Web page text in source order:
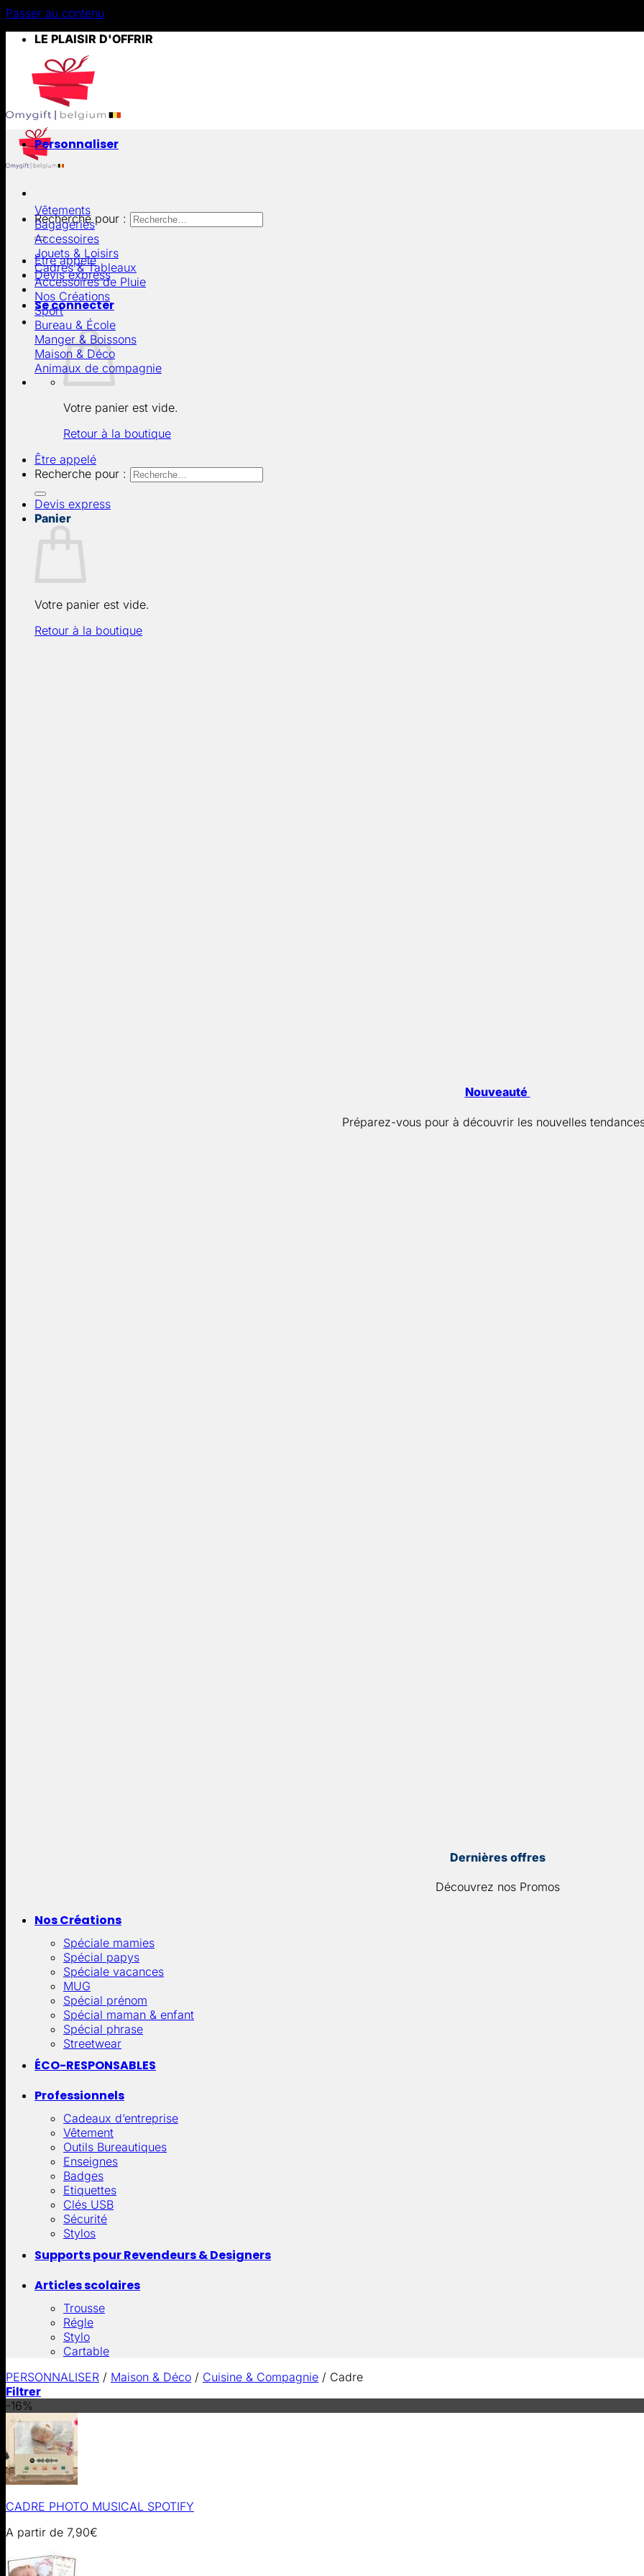
Passer au contenu
LE PLAISIR D'OFFRIR
Recherche pour :
Être appelé
Devis express
Se connecter
Votre panier est vide.
Retour à la boutique
Être appelé
Recherche pour :
Devis express
Panier
Votre panier est vide.
Retour à la boutique
Personnaliser
Vêtements
Bagageries
Accessoires
Jouets & Loisirs
Cadres & Tableaux
Accessoires de Pluie
Nos Créations
Sport
Bureau & École
Manger & Boissons
Maison & Déco
Animaux de compagnie
Nouveauté
Préparez-vous pour à découvrir les nouvelles
Dernières offres
Découvrez nos Promos
Nos Créations
Spéciale mamies
Spécial papys
Spéciale vacances
MUG
Spécial prénom
Spécial maman & enfant
Spécial phrase
Streetwear
ÉCO-RESPONSABLES
Professionnels
Cadeaux d’entreprise
Vêtement
Outils Bureautiques
Enseignes
Badges
Etiquettes
Clés USB
Sécurité
Stylos
Supports pour Revendeurs & Designers
Articles scolaires
Trousse
Régle
Stylo
Cartable
PERSONNALISER / Maison & Déco / Cuisine & Compagnie / Cadre
Filtrer
-16%
CADRE PHOTO MUSICAL SPOTIFY
A partir de 7,90€